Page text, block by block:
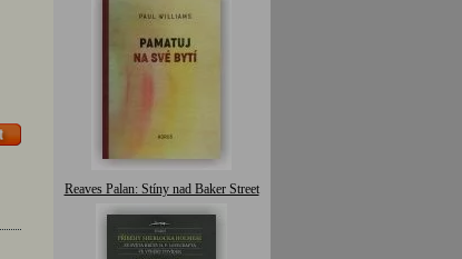
Reaves Palan: Stíny nad Baker Street